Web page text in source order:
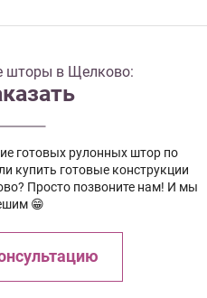
шторы в Щелково:
готовых рулонных штор по
купить готовые конструкции
Просто позвоните нам! И мы
😁